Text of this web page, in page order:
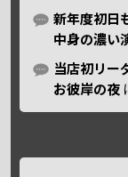
新年度初日
中身の濃い
当店初リー
お彼岸の夜